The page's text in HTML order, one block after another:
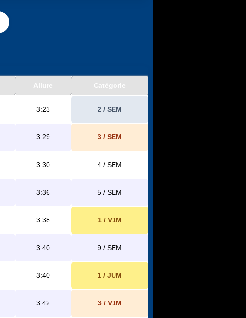
Allure Catégorie
3:23 2 / SEM
3:29 3 / SEM
3:30 4 / SEM
3:36 5 / SEM
3:38 1 / V1M
3:40 9 / SEM
3:40 1 / JUM
3:42 3 / V1M